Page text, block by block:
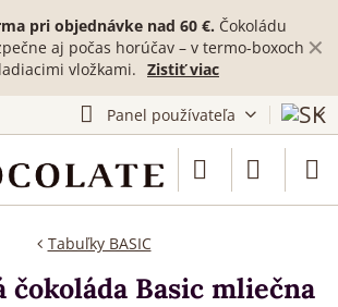
✕
pri objednávke nad 60 €. Čokoládu
aj počas horúčav – v termo-boxoch
vložkami. Zistiť viac
Panel používateľa
Tabuľky BASIC
čokoláda Basic mliečna